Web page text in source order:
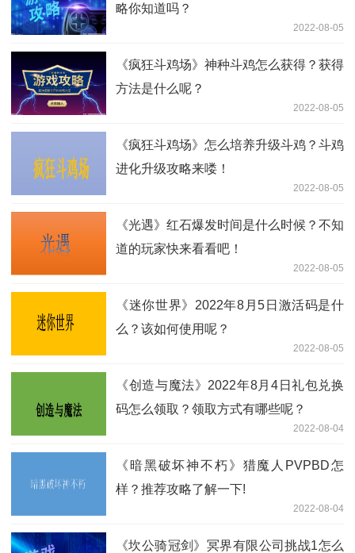
略你知道吗？
2022-08-05
《疯狂斗鸡场》神种斗鸡怎么获得？获得
方法是什么呢？
2022-08-05
《疯狂斗鸡场》怎么培养升级斗鸡？斗鸡
进化升级攻略来喽！
2022-08-05
《光遇》红石爆发时间是什么时候？不知
道的玩家快来看看吧！
2022-08-05
《迷你世界》2022年8月5日激活码是什
么？该如何使用呢？
2022-08-05
《创造与魔法》2022年8月4日礼包兑换
码怎么领取？领取方式有哪些呢？
2022-08-04
《暗黑破坏神不朽》猎魔人PVPBD怎
样？推荐攻略了解一下!
2022-08-04
《坎公骑冠剑》冥界有限公司挑战1怎么